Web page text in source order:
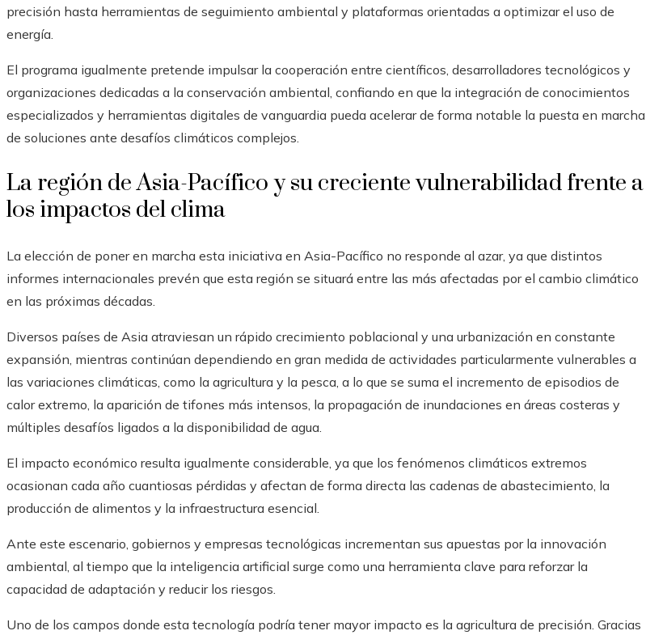
precisión hasta herramientas de seguimiento ambiental y plataformas orientadas a optimizar el uso de
energía.
El programa igualmente pretende impulsar la cooperación entre científicos, desarrolladores tecnológicos y
organizaciones dedicadas a la conservación ambiental, confiando en que la integración de conocimientos
especializados y herramientas digitales de vanguardia pueda acelerar de forma notable la puesta en marcha
de soluciones ante desafíos climáticos complejos.
La región de Asia-Pacífico y su creciente vulnerabilidad frente a
los impactos del clima
La elección de poner en marcha esta iniciativa en Asia-Pacífico no responde al azar, ya que distintos
informes internacionales prevén que esta región se situará entre las más afectadas por el cambio climático
en las próximas décadas.
Diversos países de Asia atraviesan un rápido crecimiento poblacional y una urbanización en constante
expansión, mientras continúan dependiendo en gran medida de actividades particularmente vulnerables a
las variaciones climáticas, como la agricultura y la pesca, a lo que se suma el incremento de episodios de
calor extremo, la aparición de tifones más intensos, la propagación de inundaciones en áreas costeras y
múltiples desafíos ligados a la disponibilidad de agua.
El impacto económico resulta igualmente considerable, ya que los fenómenos climáticos extremos
ocasionan cada año cuantiosas pérdidas y afectan de forma directa las cadenas de abastecimiento, la
producción de alimentos y la infraestructura esencial.
Ante este escenario, gobiernos y empresas tecnológicas incrementan sus apuestas por la innovación
ambiental, al tiempo que la inteligencia artificial surge como una herramienta clave para reforzar la
capacidad de adaptación y reducir los riesgos.
Uno de los campos donde esta tecnología podría tener mayor impacto es la agricultura de precisión. Gracias